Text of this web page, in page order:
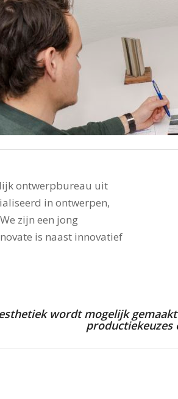
ontwerpbureau uit
in ontwerpen,
zijn een jong
is naast innovatief
wordt mogelijk
productiekeuzes